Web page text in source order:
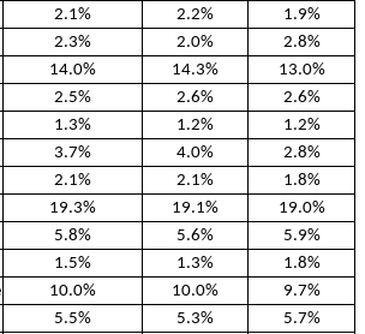
2.1% 2.2%
1.9%
2.3% 2.0%
2.8%
14.0% 14.3%
13.0%
2.5% 2.6%
2.6%
1.3% 1.2%
1.2%
3.7% 4.0%
2.8%
2.1% 2.1%
1.8%
19.3% 19.1%
19.0%
5.8% 5.6%
5.9%
1.5% 1.3%
1.8%
10.0% 10.0%
9.7%
5.5% 5.3%
5.7%